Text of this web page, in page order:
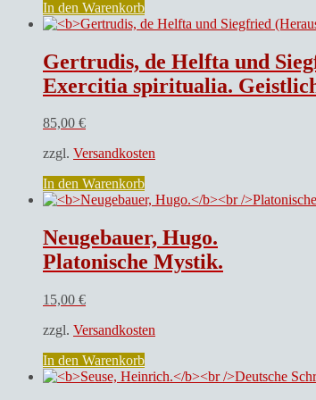
In den Warenkorb
Gertrudis, de Helfta und
Exercitia spiritualia.
85,00 €
zzgl. Versandkosten
In den Warenkorb
Neugebauer, Hugo.
Platonische Mystik.
15,00 €
zzgl. Versandkosten
In den Warenkorb